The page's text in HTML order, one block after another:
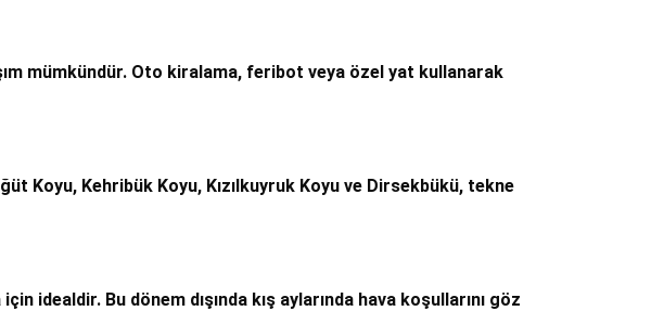
mümkündür. Oto kiralama, feribot veya özel yat kullanarak
Koyu, Kehribük Koyu, Kızılkuyruk Koyu ve Dirsekbükü, tekne
idealdir. Bu dönem dışında kış aylarında hava koşullarını göz